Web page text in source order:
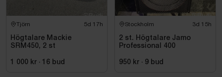
Tjörn 5d 17h
Högtalare Mackie
SRM450, 2 st
1 000 kr · 16 bud
Stockholm 3d 15h
2 st. Högtalare Jamo
Professional 400
950 kr · 9 bud